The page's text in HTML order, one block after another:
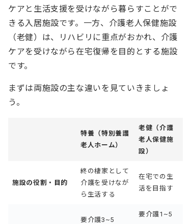
ケアと生活支援を受けながら暮らすことがで
きる入居施設です。 一方、介護老人保健施設
（老健）は、リハビリに重点がおかれ、介護
ケアを受けながら在宅復帰を目的とする施設
です。
まずは両施設の主な違いを見ていきましょ
う。
特養（特別養護
老人ホーム）
老健（介護
老人保健施
設）
施設の役割・目的
終の棲家として
介護を受けなが
ら生活する
在宅での生
活を目指す
要介護3~5
要介護1~5